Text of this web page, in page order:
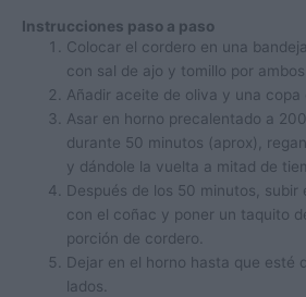
Instrucciones paso a paso
Colocar el cordero en una
con sal de ajo y tomillo por
Añadir aceite de oliva y una copa
Asar en horno precalentado a
durante 50 minutos (aprox),
y dándole la vuelta a mitad de
Después de los 50 minutos, subir
con el coñac y poner un taquito
porción de cordero.
Dejar en el horno hasta que esté
lados.